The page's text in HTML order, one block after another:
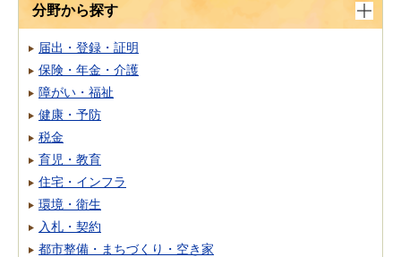
分野から探す
届出・登録・証明
保険・年金・介護
障がい・福祉
健康・予防
税金
育児・教育
住宅・インフラ
環境・衛生
入札・契約
都市整備・まちづくり・空き家